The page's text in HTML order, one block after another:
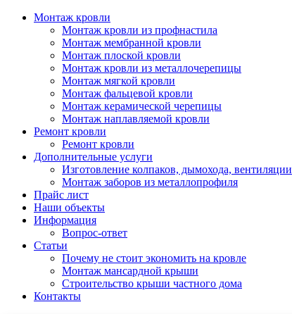
Лабинск
Майкоп
Новороссийск
Новокубанск
Приморско-ахтарск
Славянск на кубани
Сочи
Темрюк
Тимашевск
Тихорецк
Туапсе
Усть-лабинск
Хадыженск
Монтаж кровли
Монтаж кровли из профнастила
Монтаж мембранной кровли
Монтаж плоской кровли
Монтаж кровли из металлочерепицы
Монтаж мягкой кровли
Монтаж фальцевой кровли
Монтаж керамической черепицы
Монтаж наплавляемой кровли
Ремонт кровли
Ремонт кровли
Дополнительные услуги
Изготовление колпаков, дымохода, вентиляции
Монтаж заборов из металлопрофиля
Прайс лист
Наши объекты
Информация
Вопрос-ответ
Статьи
Почему не стоит экономить на кровле
Монтаж мансардной крыши
Строительство крыши частного дома
Контакты